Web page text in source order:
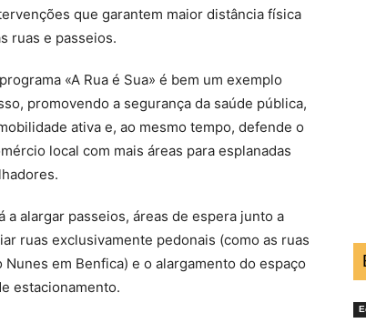
que garantem maior distância física
ruas e passeios.
«A Rua é Sua» é bem um exemplo
promovendo a segurança da saúde pública,
ativa e, ao mesmo tempo, defende o
local com mais áreas para esplanadas
alargar passeios, áreas de espera junto a
ruas exclusivamente pedonais (como as ruas
em Benfica) e o alargamento do espaço
estacionamento.